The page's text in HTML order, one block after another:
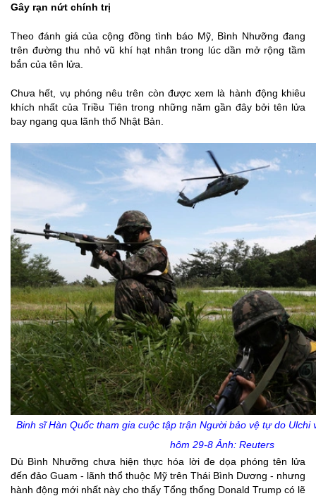
Gây rạn nứt chính trị
Theo đánh giá của cộng đồng tình báo Mỹ, Bình Nhưỡng đang
trên đường thu nhỏ vũ khí hạt nhân trong lúc dần mở rộng tầm
bắn của tên lửa.
Chưa hết, vụ phóng nêu trên còn được xem là hành động khiêu
khích nhất của Triều Tiên trong những năm gần đây bởi tên lửa
bay ngang qua lãnh thổ Nhật Bản.
Binh sĩ Hàn Quốc tham gia cuộc tập trận Người bảo vệ tự do Ulchi
hôm 29-8 Ảnh: Reuters
Dù Bình Nhưỡng chưa hiện thực hóa lời đe dọa phóng tên lửa
đến đảo Guam - lãnh thổ thuộc Mỹ trên Thái Bình Dương - nhưng
hành động mới nhất này cho thấy Tổng thống Donald Trump có lẽ